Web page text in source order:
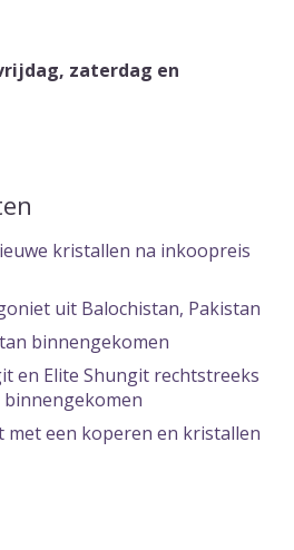
zaterdag en
kristallen na inkoopreis
uit Balochistan, Pakistan
binnengekomen
en Elite Shungit rechtstreeks
binnengekomen
met een koperen en kristallen